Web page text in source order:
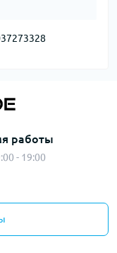
работы
- 19:00